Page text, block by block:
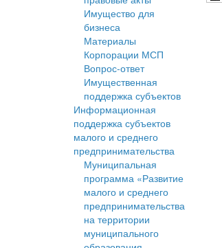
Имущество для
бизнеса
Материалы
Корпорации МСП
Вопрос-ответ
Имущественная
поддержка субъектов
Информационная
поддержка субъектов
малого и среднего
предпринимательства
Муниципальная
программа «Развитие
малого и среднего
предпринимательства
на территории
муниципального